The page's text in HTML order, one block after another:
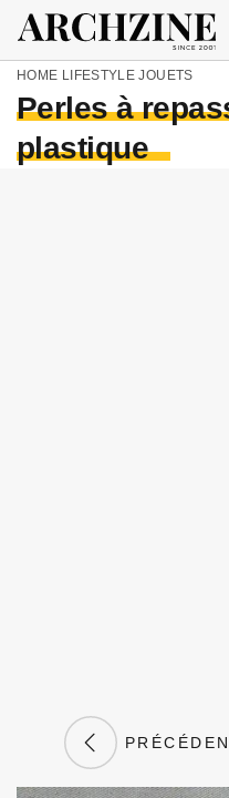
HOME LIFESTYLE JOUETS
Perles à
plastique